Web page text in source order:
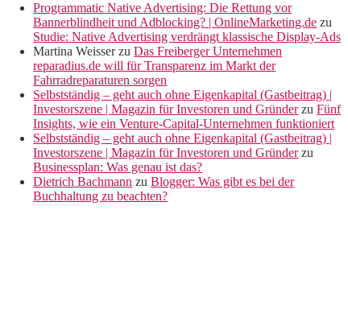
Programmatic Native Advertising: Die Rettung vor
Bannerblindheit und Adblocking? | OnlineMarketing.de zu
Studie: Native Advertising verdrängt klassische Display-Ads
Martina WeisserzuDas Freiberger Unternehmen
reparadius.de will für Transparenz im Markt der
Fahrradreparaturen sorgen
Selbstständig – geht auch ohne Eigenkapital (Gastbeitrag) |
Investorszene | Magazin für Investoren und GründerzuFünf
Insights, wie ein Venture-Capital-Unternehmen funktioniert
Selbstständig – geht auch ohne Eigenkapital (Gastbeitrag) |
Investorszene | Magazin für Investoren und Gründerzu
Businessplan: Was genau ist das?
Dietrich Bachmann zuBlogger: Was gibt es bei der
Buchhaltung zu beachten?